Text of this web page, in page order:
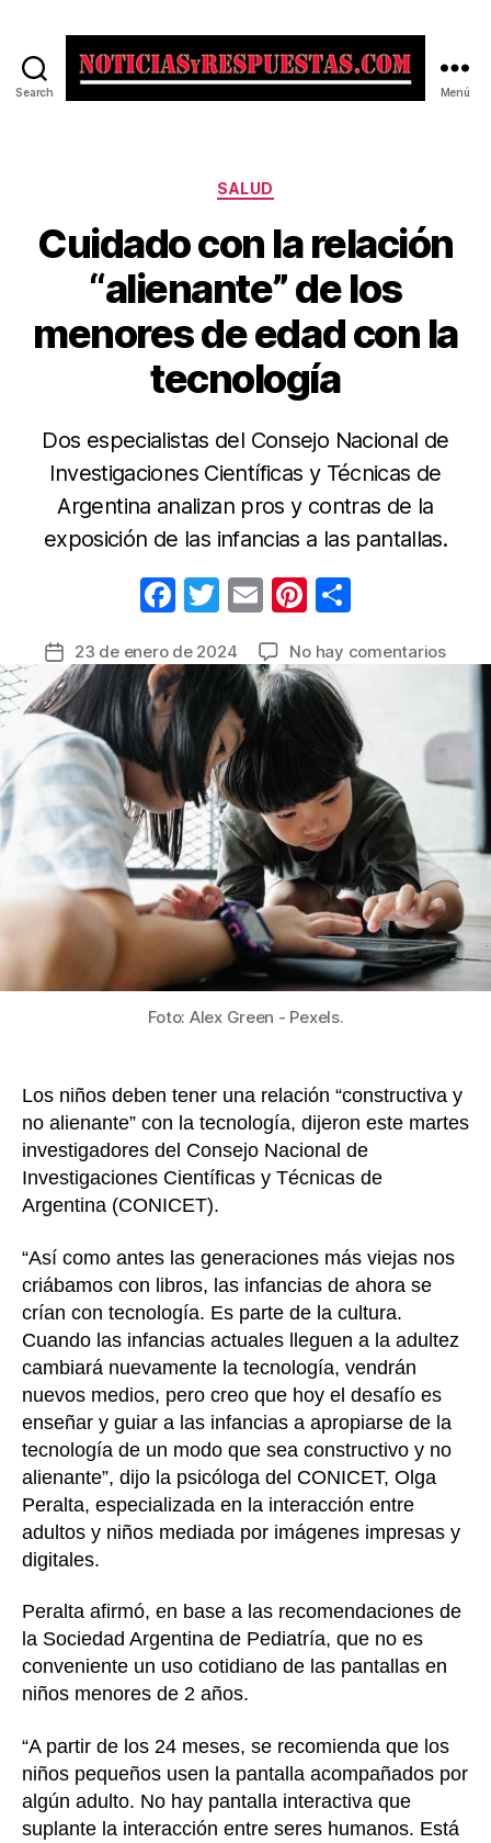
Search Menú
Categorías
SALUD
Cuidado con la relación
“alienante” de los
menores de edad con la
tecnología
Dos especialistas del Consejo Nacional de
Investigaciones Científicas y Técnicas de
Argentina analizan pros y contras de la
exposición de las infancias a las pantallas.
F
c
e
b
o
o
k
T
itt
er
E
ail
Pi
er
e
st
m
ar
tir
Fecha
de
la
entrada
23 de enero de 2024 No hay comentariosen
de
de
edad
con
la
Foto: Alex Green - Pexels.
Los niños deben tener una relación “constructiva y
no alienante” con la tecnología, dijeron este martes
investigadores del Consejo Nacional de
Investigaciones Científicas y Técnicas de
Argentina (CONICET).
“Así como antes las generaciones más viejas nos
criábamos con libros, las infancias de ahora se
crían con tecnología. Es parte de la cultura.
Cuando las infancias actuales lleguen a la adultez
cambiará nuevamente la tecnología, vendrán
nuevos medios, pero creo que hoy el desafío es
enseñar y guiar a las infancias a apropiarse de la
tecnología de un modo que sea constructivo y no
alienante”, dijo la psicóloga del CONICET, Olga
Peralta, especializada en la interacción entre
adultos y niños mediada por imágenes impresas y
digitales.
Peralta afirmó, en base a las recomendaciones de
la Sociedad Argentina de Pediatría, que no es
conveniente un uso cotidiano de las pantallas en
niños menores de 2 años.
“A partir de los 24 meses, se recomienda que los
niños pequeños usen la pantalla acompañados por
algún adulto. No hay pantalla interactiva que
suplante la interacción entre seres humanos. Está